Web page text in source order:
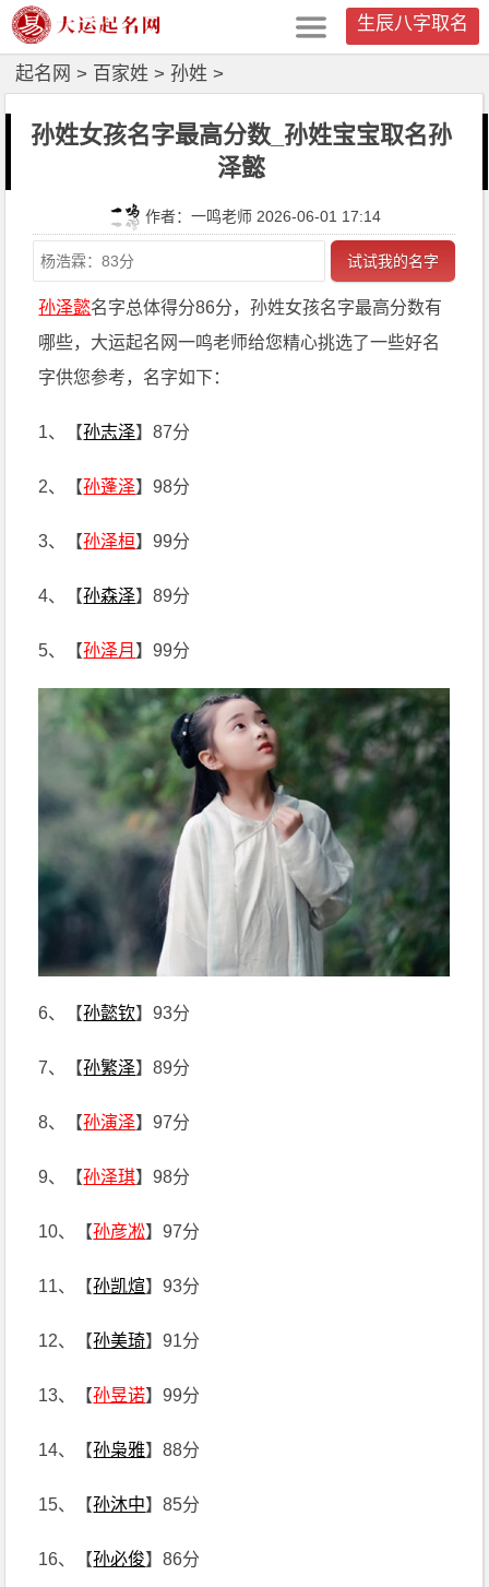
生辰八字取名
起名网 > 百家姓 >孙姓 >
孙姓女孩名字最高分数_孙姓宝宝取名孙
泽懿
作者：一鸣老师 2026-06-01 17:14
试试我的名字
孙泽懿名字总体得分86分，孙姓女孩名字最高分数有
哪些，大运起名网一鸣老师给您精心挑选了一些好名
字供您参考，名字如下：
1、【孙志泽】87分
2、【孙蓬泽】98分
3、【孙泽桓】99分
4、【孙森泽】89分
5、【孙泽月 】99分
6、【孙懿钦】93分
7、【孙繁泽】89分
8、【孙演泽】97分
9、【孙泽琪】98分
10、【孙彦凇】97分
11、【孙凯煊】93分
12、【孙美琦】91分
13、【孙昱诺】99分
14、【孙枭雅】88分
15、【孙沐中】85分
16、【孙必俊】86分